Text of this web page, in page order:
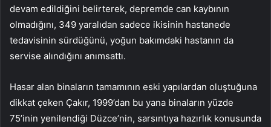
devam edildiğini belirterek, depremde can kaybının
olmadığını, 349 yaralıdan sadece ikisinin hastanede
tedavisinin sürdüğünü, yoğun bakımdaki hastanın da
servise alındığını anımsattı.
Hasar alan binaların tamamının eski yapılardan oluştuğuna
dikkat çeken Çakır, 1999’dan bu yana binaların yüzde
75’inin yenilendiği Düzce’nin, sarsıntıya hazırlık konusunda